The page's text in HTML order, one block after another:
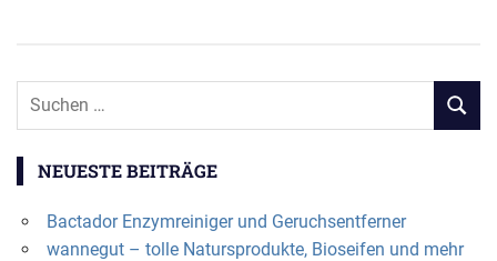
NEUESTE BEITRÄGE
Bactador Enzymreiniger und Geruchsentferner
wannegut – tolle Natursprodukte, Bioseifen und mehr